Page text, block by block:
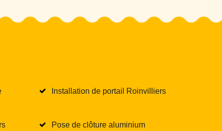
Installation de portail Roinvilliers
Pose de clôture aluminium